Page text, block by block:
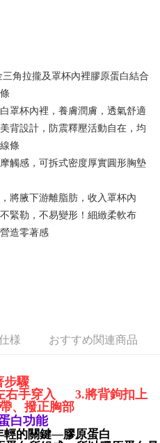
供され、台湾大哥大のユーザーは追
行し、携帯番号を確認後、分割払
については、後続の取引確認ページ
。
されず、「OP Pay Later」は毎月の
を送信します。
た後、「コンビニバーコード／台湾
iPASS MONEY」などのチャネルで
選択すると、携帯電話認証ウィンド
知が届きます。
で、ご注意ください。AFTEE アプ
なるとお支払い期限を最長 45 日以内
送料無料
角拉攏及罩杯內裡膠原蛋白結合
罩杯內裡，養膚潤膚，透氣舒適
背設計，防震釋壓活動自在，均
條
觸感，可拆式密度厚實圓形胸墊
將腋下游離脂肪，收入罩杯內
緊勒，不易變形！細緻柔軟布
造零著感
様 おすすめ関連商品
步驟
右手穿入 3.將背鉤扣上
、撥正胸部
白功能
輕的關鍵—膠原蛋白